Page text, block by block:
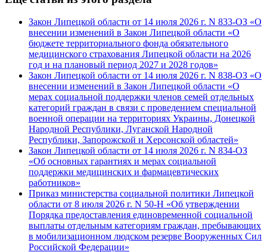
Закон Липецкой области от 14 июля 2026 г. N 833-ОЗ «О
внесении изменений в Закон Липецкой области «О
бюджете территориального фонда обязательного
медицинского страхования Липецкой области на 2026
год и на плановый период 2027 и 2028 годов»
Закон Липецкой области от 14 июля 2026 г. N 838-ОЗ «О
внесении изменений в Закон Липецкой области «О
мерах социальной поддержки членов семей отдельных
категорий граждан в связи с проведением специальной
военной операции на территориях Украины, Донецкой
Народной Республики, Луганской Народной
Республики, Запорожской и Херсонской областей»
Закон Липецкой области от 14 июля 2026 г. N 834-ОЗ
«Об основных гарантиях и мерах социальной
поддержки медицинских и фармацевтических
работников»
Приказ министерства социальной политики Липецкой
области от 8 июля 2026 г. N 50-Н «Об утверждении
Порядка предоставления единовременной социальной
выплаты отдельным категориям граждан, пребывающих
в мобилизационном людском резерве Вооруженных Сил
Российской Федерации»